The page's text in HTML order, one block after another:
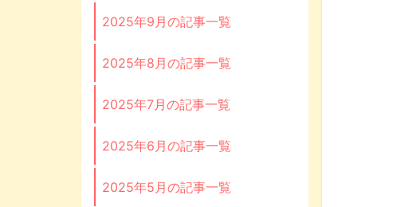
2025年9月の記事一覧
2025年8月の記事一覧
2025年7月の記事一覧
2025年6月の記事一覧
2025年5月の記事一覧